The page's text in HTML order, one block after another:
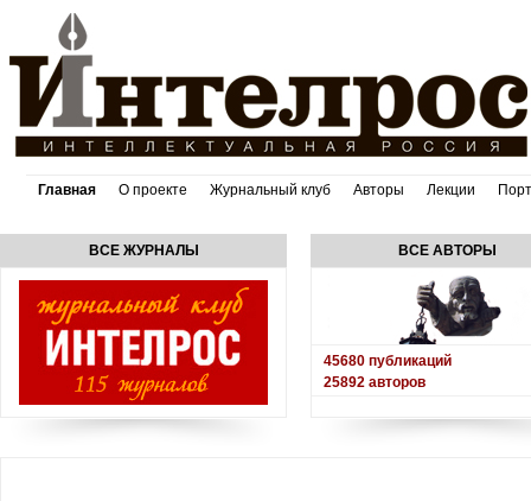
Главная О проекте Журнальный клуб Авторы Лекции
ВСЕ ЖУРНАЛЫ ВСЕ АВТОРЫ
45680 публикаций
25892 авторов